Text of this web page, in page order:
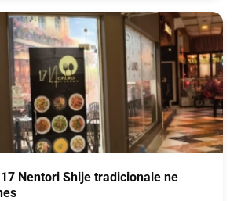
Nentori Shije tradicionale ne